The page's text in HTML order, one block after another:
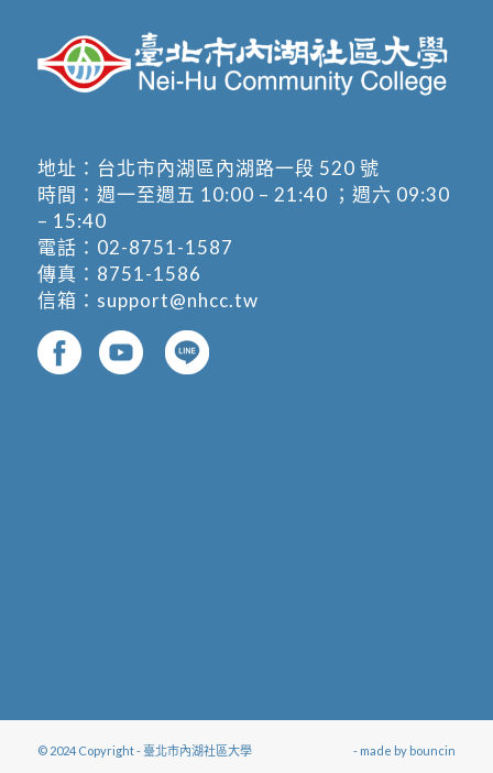
地址： 台北市內湖區內湖路一段 520 號
時間：週一至週五 10:00 – 21:40 ；週六 09:30
– 15:40
電話： 02-8751-1587
傳真：8751-1586
信箱： support@nhcc.tw
© 2024 Copyright - 臺北市內湖社區大學 - made by bouncin